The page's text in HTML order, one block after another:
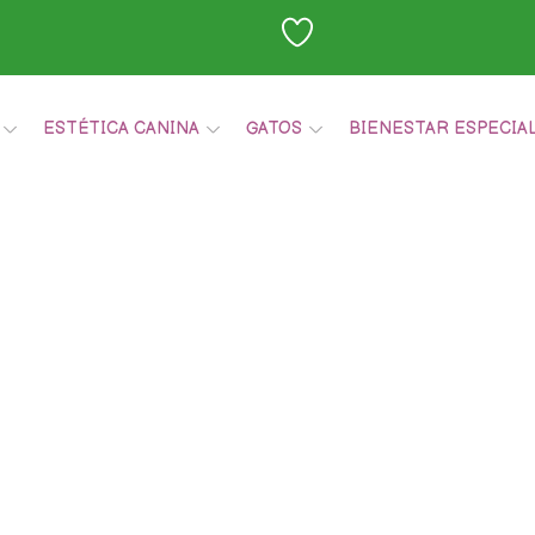
ESTÉTICA CANINA GATOS BIENESTAR